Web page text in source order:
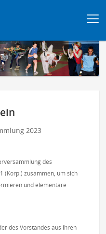
2023
des
(Korp.) zusammen, um sich
und elementare
des Vorstandes aus ihren